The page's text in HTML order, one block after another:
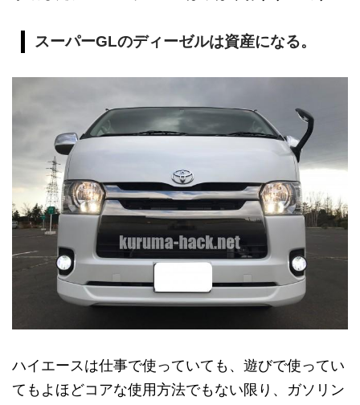
スーパーGLのディーゼルは資産になる。
ハイエースは仕事で使っていても、遊びで使ってい
てもよほどコアな使用方法でもない限り、ガソリン